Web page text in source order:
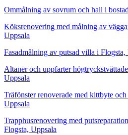
Ommålning av sovrum och hall i
Köksrenovering med målning av
Uppsala
Fasadmålning av putsad villa i Flogsta,
Altaner och uppfarter
Uppsala
Träfönster renoverade med kittbyte
Uppsala
Trapphusrenovering med
Flogsta, Uppsala